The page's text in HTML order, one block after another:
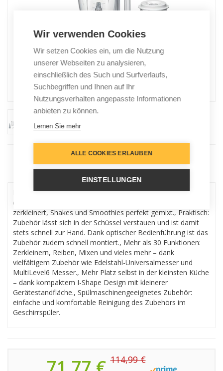
Mixer mit MultiLevel6 Messer: konstant gute Ergebnisse
dank der drei Doppelmesser – Zutaten werden präzise
zerkleinert, Shakes und Smoothies perfekt gemixt., Praktisch:
Zubehör lässt sich in der Schüssel verstauen und ist damit
stets schnell zur Hand. Dank optischer Bedienführung ist das
Zubehör zudem schnell montiert., Mehr als 30 Funktionen:
Zerkleinern, Reiben, Mixen und vieles mehr – dank
vielfältigem Zubehör wie Edelstahl-Universalmesser und
MultiLevel6 Messer., Mehr Platz selbst in der kleinsten Küche
– dank kompaktem I-Shape Design mit kleinerer
Gerätestandfläche., Spülmaschinengeeignetes Zubehör:
einfache und komfortable Reinigung des Zubehörs im
Geschirrspüler.
114,99 €
Wir verwenden Cookies
Wir setzen Cookies ein, um die Nutzung
unserer Webseiten zu analysieren,
einschließlich des Such und Surfverlaufs,
Suchbegriffen und Ihnen auf Ihr
Nutzungsverhalten angepasste Informationen
anbieten zu können.
Lernen Sie mehr
ALLE COOKIES ERLAUBEN
EINSTELLUNGEN